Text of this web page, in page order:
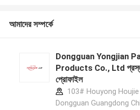
আমাদের সম্পর্কে
Dongguan Yongjian
Products Co., Ltd
প্রোফাইল
103# Houyong Houjie
Dongguan Guangdong